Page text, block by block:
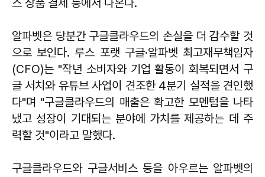
스 상품 결제 등에서 나온다.
알파벳은 당분간 구글클라우드의 손실을 더 감수할 것
으로 보인다. 루스 포랫 구글·알파벳 최고재무책임자
(CFO)는 "작년 소비자와 기업 활동이 회복되면서 구
글 서치와 유튜브 사업이 견조한 4분기 실적을 견인했
다"며 "구글클라우드의 매출은 확고한 모멘텀을 나타
냈고 성장이 기대되는 분야에 가치를 제공하는 데 주
력할 것"이라고 말했다.
구글클라우드와 구글서비스 등을 아우르는 알파벳의